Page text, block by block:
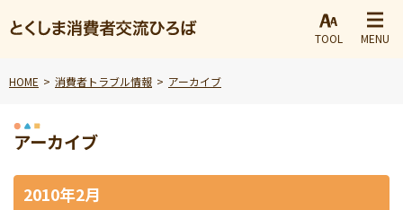
TOOL MENU
HOME 消費者トラブル情報 アーカイブ
アーカイブ
2010年2月